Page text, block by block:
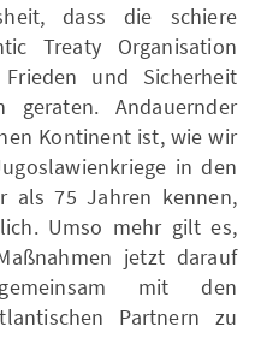
dass die schiere
Treaty Organisation
und Sicherheit
Andauernder
Kontinent ist, wie wir
in den
als 75 Jahren kennen,
Umso mehr gilt es,
jetzt darauf
mit den
Partnern zu